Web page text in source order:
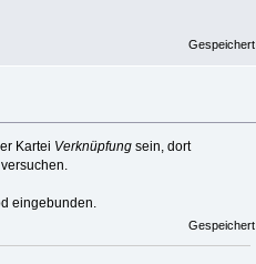
Gespeichert
Kartei Verknüpfungsein, dort
eingebunden.
Gespeichert